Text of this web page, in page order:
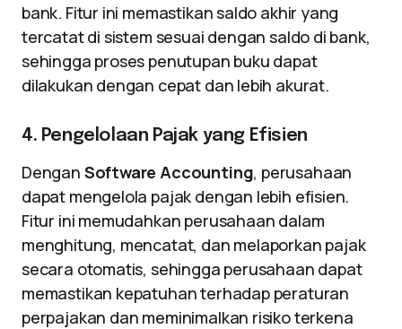
bank. Fitur ini memastikan saldo akhir yang
tercatat di sistem sesuai dengan saldo di bank,
sehingga proses penutupan buku dapat
dilakukan dengan cepat dan lebih akurat.
4. Pengelolaan Pajak yang Efisien
Dengan Software Accounting, perusahaan
dapat mengelola pajak dengan lebih efisien.
Fitur ini memudahkan perusahaan dalam
menghitung, mencatat, dan melaporkan pajak
secara otomatis, sehingga perusahaan dapat
memastikan kepatuhan terhadap peraturan
perpajakan dan meminimalkan risiko terkena